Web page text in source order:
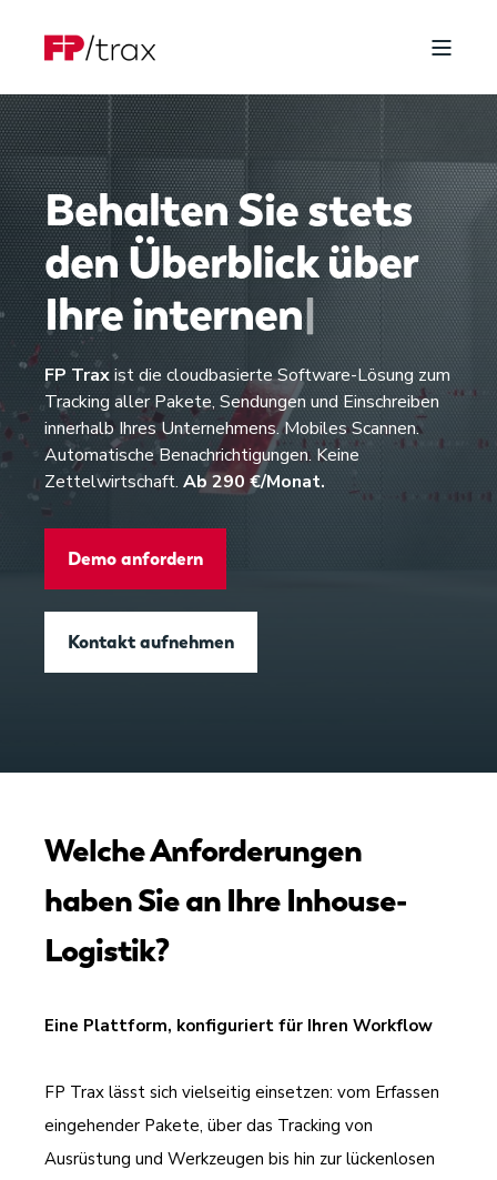
Behalten Sie stets
den Überblick über
IhreinternenSend|
FP Traxist die cloudbasierte Software-Lösung zum
Tracking aller Pakete, Sendungen und Einschreiben
innerhalb Ihres Unternehmens. Mobiles Scannen.
Automatische Benachrichtigungen. Keine
Zettelwirtschaft. Ab 290 €/Monat.
Demo anfordern
Kontakt aufnehmen
Welche Anforderungen
haben Sie an Ihre Inhouse-
Logistik?
Eine Plattform, konfiguriert für Ihren Workflow
FP Trax lässt sich vielseitig einsetzen: vom Erfassen
eingehender Pakete, über das Tracking von
Ausrüstung und Werkzeugen bis hin zur lückenlosen